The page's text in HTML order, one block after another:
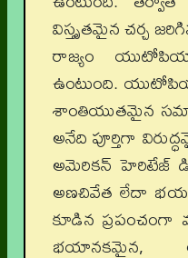
విస్తృతమైన చర్చ
రాజ్యం
ఉంటుంది.
శాంతియుతమైన
అనేది పూర్తిగా
అమెరికన్ హెరిటేజ్
అణచివేత లేదా
కూడిన ప్రపంచంగా
భయానకమైన,